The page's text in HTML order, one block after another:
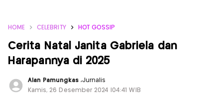
HOME CELEBRITY HOT GOSSIP
Cerita Natal Janita Gabriela dan
Harapannya di 2025
Alan Pamungkas ,Jurnalis
Kamis, 26 Desember 2024 |04:41 WIB